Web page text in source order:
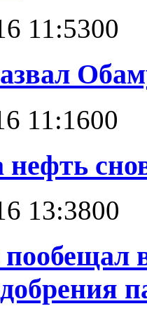
11:5300
11:1600
13:3800